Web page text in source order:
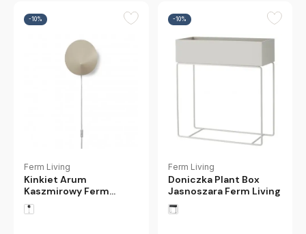
-10%
Ferm Living
Kinkiet Arum
Kaszmirowy Ferm
Living
-10%
Ferm Living
Doniczka Plant Box
Jasnoszara Ferm Living